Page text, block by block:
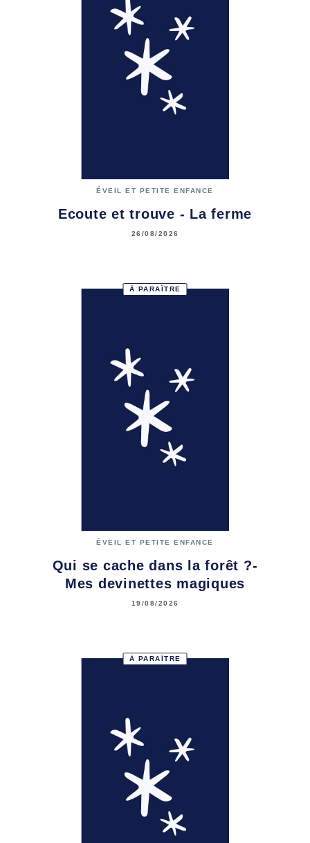
ÉVEIL ET PETITE ENFANCE
Ecoute et trouve - La ferme
26/08/2026
À PARAÎTRE
ÉVEIL ET PETITE ENFANCE
Qui se cache dans la forêt ?-
Mes devinettes magiques
19/08/2026
À PARAÎTRE